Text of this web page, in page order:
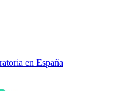
en España